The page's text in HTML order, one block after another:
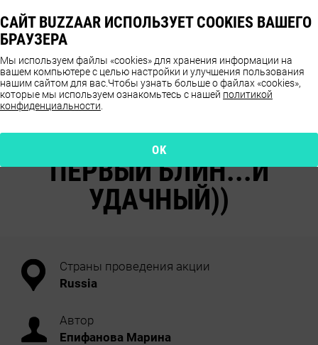
ОТЗЫВЫ О ПРОДУКТЕ
ПЕРВЫЙ БЛИН...И
УДАЧНЫЙ))
Страны проведения акции
Russia
Автор
Епифанова Марина
САЙТ BUZZAAR ИСПОЛЬЗУЕТ COOKIES ВАШЕГО
БРАУЗЕРА
Мы используем файлы «cookies» для хранения информации на
вашем компьютере с целью настройки и улучшения пользования
нашим сайтом для вас. Чтобы узнать больше о файлах «cookies»,
которые мы используем ознакомьтесь с нашей политикой
конфиденциальности
OK